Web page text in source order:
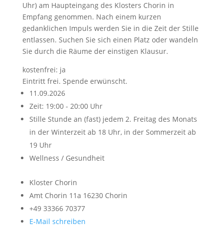
Uhr) am Haupteingang des Klosters Chorin in
Empfang genommen. Nach einem kurzen
gedanklichen Impuls werden Sie in die Zeit der Stille
entlassen. Suchen Sie sich einen Platz oder wandeln
Sie durch die Räume der einstigen Klausur.
kostenfrei: ja
Eintritt frei. Spende erwünscht.
11.09.2026
Zeit: 19:00 - 20:00 Uhr
Stille Stunde an (fast) jedem 2. Freitag des Monats
in der Winterzeit ab 18 Uhr, in der Sommerzeit ab
19 Uhr
Wellness / Gesundheit
Kloster Chorin
Amt Chorin 11a 16230 Chorin
+49 33366 70377
E-Mail schreiben